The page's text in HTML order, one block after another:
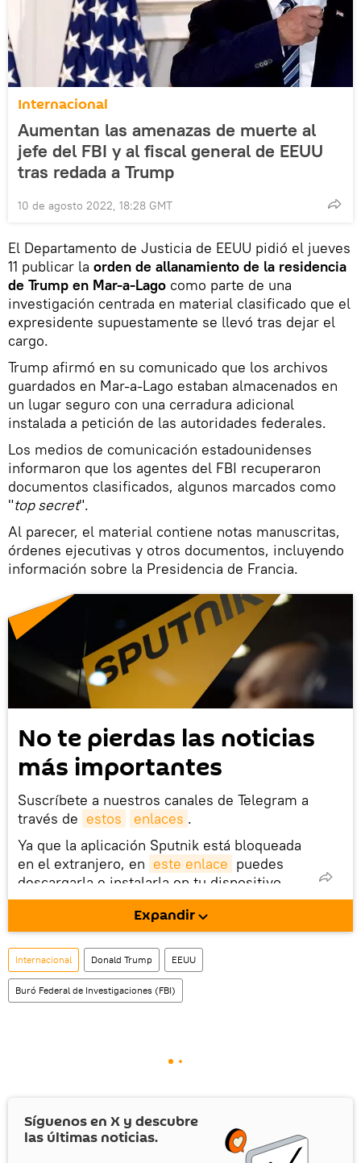
Internacional
Aumentan las amenazas de muerte al
jefe del FBI y al fiscal general de EEUU
tras redada a Trump
10 de agosto 2022, 18:28 GMT
El Departamento de Justicia de EEUU pidió el jueves
11 publicar la orden de allanamiento de la residencia
de Trump en Mar-a-Lago como parte de una
investigación centrada en material clasificado que el
expresidente supuestamente se llevó tras dejar el
cargo.
Trump afirmó en su comunicado que los archivos
guardados en Mar-a-Lago estaban almacenados en
un lugar seguro con una cerradura adicional
instalada a petición de las autoridades federales.
Los medios de comunicación estadounidenses
informaron que los agentes del FBI recuperaron
documentos clasificados, algunos marcados como
"top secret".
Al parecer, el material contiene notas manuscritas,
órdenes ejecutivas y otros documentos, incluyendo
información sobre la Presidencia de Francia.
No te pierdas las noticias
más importantes
Suscríbete a nuestros canales de Telegram a
través de estos enlaces .
Ya que la aplicación Sputnik está bloqueada
en el extranjero, en este enlace puedes
descargarla e instalarla en tu dispositivo
móvil (¡solo para Android!).
También tenemos una cuenta en la red
social rusa VK .
Expandir
Internacional Donald Trump EEUU
Buró Federal de Investigaciones (FBI)
Síguenos en X y descubre
las últimas noticias.